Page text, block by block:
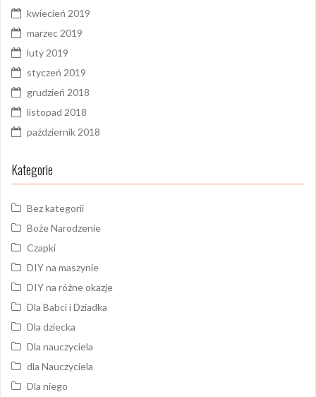
kwiecień 2019
marzec 2019
luty 2019
styczeń 2019
grudzień 2018
listopad 2018
październik 2018
Kategorie
Bez kategorii
Boże Narodzenie
Czapki
DIY na maszynie
DIY na różne okazje
Dla Babci i Dziadka
Dla dziecka
Dla nauczyciela
dla Nauczyciela
Dla niego